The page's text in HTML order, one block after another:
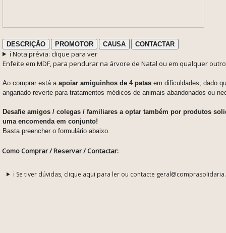
DESCRIÇÃO PROMOTOR CAUSA CONTACTAR
ℹ️ Nota prévia: clique para ver
Enfeite em MDF, para pendurar na árvore de Natal ou em qualquer
Ao comprar está a apoiar amiguinhos de 4 patas em dificuldades, dado
angariado reverte para tratamentos médicos de animais abandonados ou
Desafie amigos / colegas / familiares a optar também por produtos
uma encomenda em conjunto!
Basta preencher o formulário abaixo.
Como Comprar / Reservar / Contactar:
ℹ️ Se tiver dúvidas, clique aqui para ler ou contacte